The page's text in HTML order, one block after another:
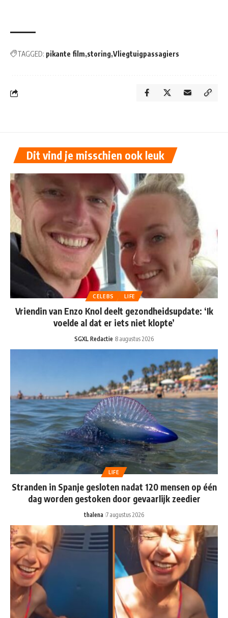
TAGGED: pikante film storing Vliegtuigpassagiers
Dit vind je misschien ook leuk
CELEBS LIFE
Vriendin van Enzo Knol deelt gezondheidsupdate: ‘Ik
voelde al dat er iets niet klopte’
SGXL Redactie 8 augustus 2026
LIFE
Stranden in Spanje gesloten nadat 120 mensen op één
dag worden gestoken door gevaarlijk zeedier
thalena 7 augustus 2026